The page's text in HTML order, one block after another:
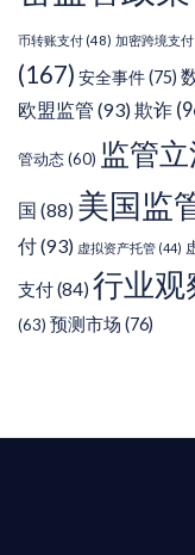
币转账支付 (48) 加密跨境支付
(167) 安全事件(75)
欧盟监管 (93)欺诈
管动态(60) 监管
国 (88) 美国监
付(93) 虚拟资产托管 (44)
支付(84) 行业观
(63) 预测市场 (76)